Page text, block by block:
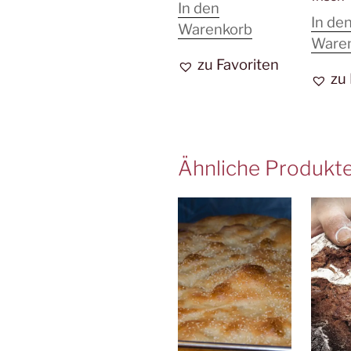
In den
Warenkorb
zu Favoriten
In den
zu
Ähnliche